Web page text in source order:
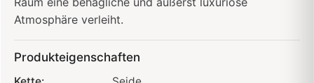
Atmosphäre verleiht.
Produkteigenschaften